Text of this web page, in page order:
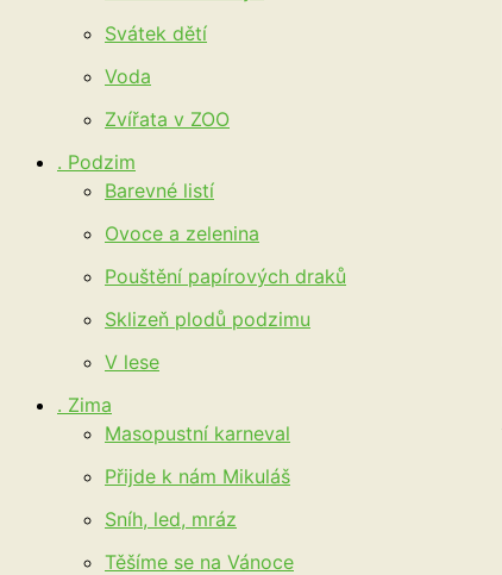
Svátek dětí
Voda
Zvířata v ZOO
. Podzim
Barevné listí
Ovoce a zelenina
Pouštění papírových draků
Sklizeň plodů podzimu
V lese
. Zima
Masopustní karneval
Přijde k nám Mikuláš
Sníh, led, mráz
Těšíme se na Vánoce